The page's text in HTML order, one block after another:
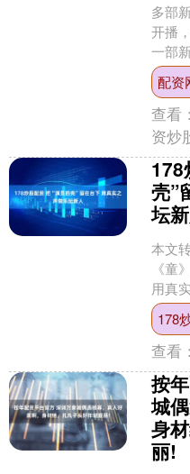
多部
开播
一部
下证
演：
配资
查看：
资炒
178
壳”
坛
本文
《童
用真
布了
程参
178
查看：
按
城
身
丽!